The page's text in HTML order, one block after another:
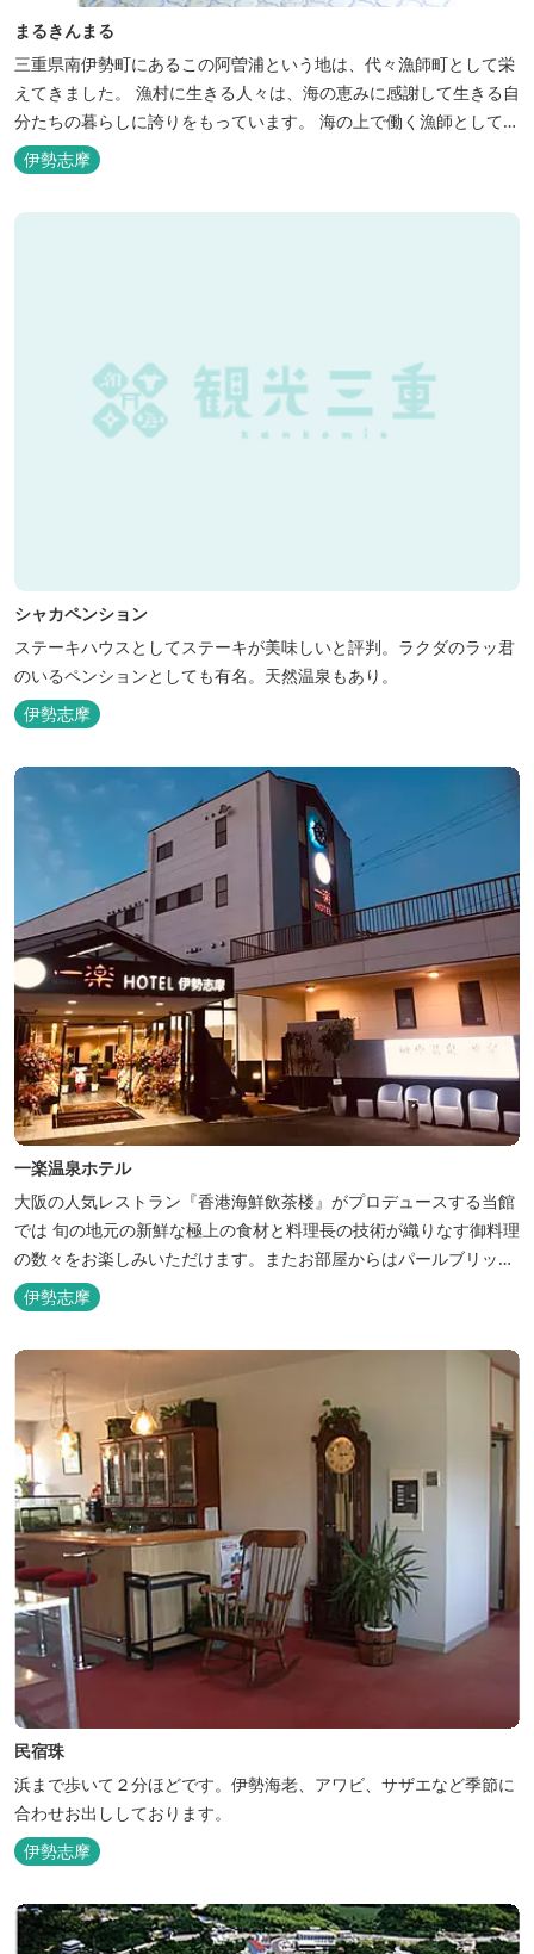
まるきんまる
三重県南伊勢町にあるこの阿曽浦という地は、代々漁師町として栄
えてきました。 漁村に生きる人々は、海の恵みに感謝して生きる自
分たちの暮らしに誇りをもっています。 海の上で働く漁師として、
自然とのかかわりを次世代につなぐ役割を果たすためにゲストハウ
スを始めました。 当ゲストハウスは一棟貸しです。 二階建ての一
伊勢志摩
シャカペンション
ステーキハウスとしてステーキが美味しいと評判。ラクダのラッ君
のいるペンションとしても有名。天然温泉もあり。
伊勢志摩
一楽温泉ホテル
大阪の人気レストラン『香港海鮮飲茶楼』がプロデュースする当館
では 旬の地元の新鮮な極上の食材と料理長の技術が織りなす御料理
の数々をお楽しみいただけます。またお部屋からはパールブリッジ
や真珠筏など、美しい景色が一望できます。「美肌の湯」として有
名な榊原温泉の運び湯を使用した大浴場も完備。
伊勢志摩
民宿珠
浜まで歩いて２分ほどです。伊勢海老、アワビ、サザエなど季節に
合わせお出ししております。
伊勢志摩